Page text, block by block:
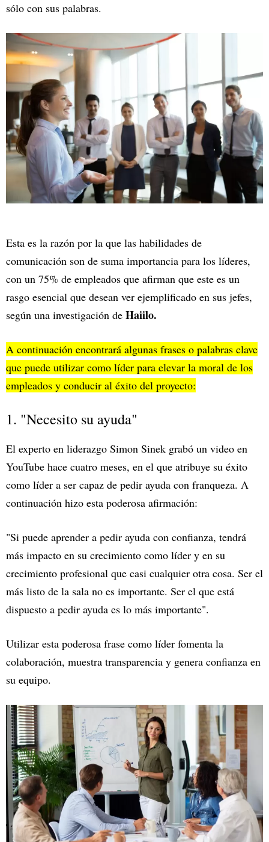
sólo con sus palabras.
Esta es la razón por la que las habilidades de
comunicación son de suma importancia para los líderes,
con un 75% de empleados que afirman que este es un
rasgo esencial que desean ver ejemplificado en sus jefes,
según una investigación de Haiilo.
A continuación encontrará algunas frases o palabras clave
que puede utilizar como líder para elevar la moral de los
empleados y conducir al éxito del proyecto:
1. "Necesito su ayuda"
El experto en liderazgo Simon Sinek grabó un video en
YouTube hace cuatro meses, en el que atribuye su éxito
como líder a ser capaz de pedir ayuda con franqueza. A
continuación hizo esta poderosa afirmación:
"Si puede aprender a pedir ayuda con confianza, tendrá
más impacto en su crecimiento como líder y en su
crecimiento profesional que casi cualquier otra cosa. Ser el
más listo de la sala no es importante. Ser el que está
dispuesto a pedir ayuda es lo más importante".
Utilizar esta poderosa frase como líder fomenta la
colaboración, muestra transparencia y genera confianza en
su equipo.